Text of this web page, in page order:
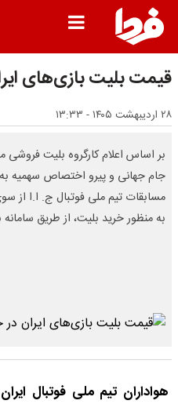
قیمت بلیت بازی‌های
۲۸ اردیبهشت ۱۴۰۵ - ۱۳:۳۳
بر اساس اعلام کارگروه بلیت فروشی
جام جهانی و پیرو اختصاص سهمیه به
مسابقات تیم ملی فوتبال ج. ا.ا از
به منظور خرید بلیت، از طریق
هواداران تیم ملی فوتبال